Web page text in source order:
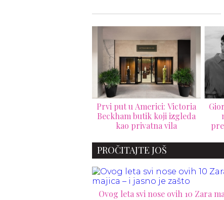
Giorgio Armani Mare 2026:
mediteranski luksuz
pretočen u bezvremensku
PROČITAJTE JOŠ
Ovog leta svi nose ovih 10 Zara